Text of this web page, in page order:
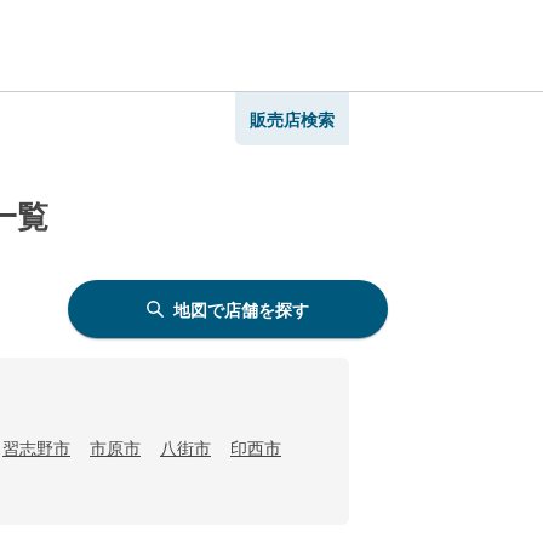
販売店検索
覧
地図で店舗を探す
習志野市 市原市 八街市
印西市